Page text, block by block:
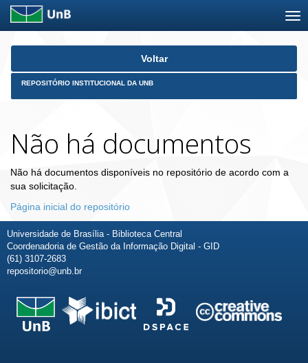
Skip
Voltar
REPOSITÓRIO INSTITUCIONAL DA UNB
Não há documentos
Não há documentos disponíveis no repositório de acordo com a
sua solicitação.
Página inicial do repositório
Universidade de Brasília - Biblioteca Central
Coordenadoria de Gestão da Informação Digital - GID
(61) 3107-2683
repositorio@unb.br